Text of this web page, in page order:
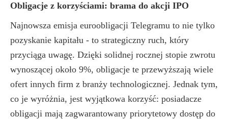
Obligacje z korzyściami: brama do akcji IPO
Najnowsza emisja euroobligacji Telegramu to nie tylko
pozyskanie kapitału - to strategiczny ruch, który
przyciąga uwagę. Dzięki solidnej rocznej stopie zwrotu
wynoszącej około 9%, obligacje te przewyższają wiele
ofert innych firm z branży technologicznej. Jednak tym,
co je wyróżnia, jest wyjątkowa korzyść: posiadacze
obligacji mają zagwarantowany priorytetowy dostęp do